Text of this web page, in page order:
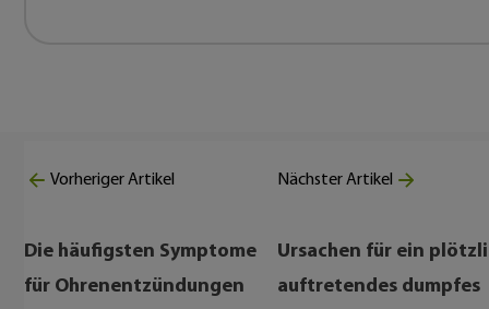
Vorheriger Artikel
Die häufigsten Symptome
für Ohrenentzündungen
Nächster Artikel
Ursachen für ein
auftretendes dumpfes